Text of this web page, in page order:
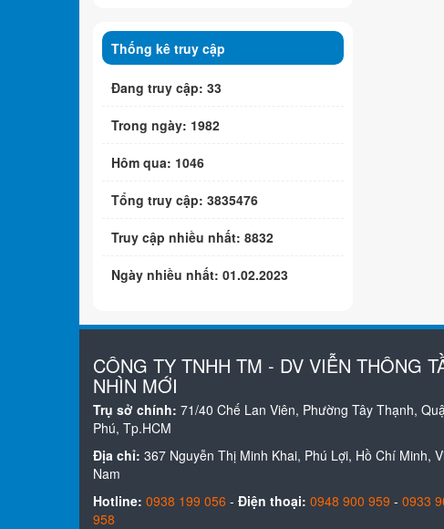
Thống kê truy cập
Đang truy cập: 33
Trong ngày: 1982
Hôm qua: 1046
Tổng truy cập: 3835476
Truy cập nhiều nhất: 8832
Ngày nhiều nhất: 01.02.2023
CÔNG TY TNHH TM - DV VIỄN THÔNG
NHÌN MỚI
Trụ sở chính: 71/40 Chế Lan Viên, Phường Tây Thạnh,
Phú, Tp.HCM
Địa chỉ: 367 Nguyễn Thị Minh Khai, Phú Lợi, Hồ Chí Minh,
Nam
Hotline: 0938 199 056 - Điện thoại: 0948 900 959 - 0933
958